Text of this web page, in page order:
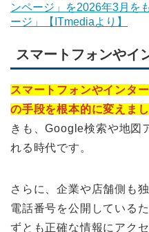
ンページ」を2026年3月
ージ」【ITmediaより】
スマートフォンやイ
スマートフォンやインタ
の手段を根本的に変えまし
きも、Google検索や地図
れる時代です。
さらに、企業や店舗側も
電話番号を公開している
ずとも正確な情報にアク